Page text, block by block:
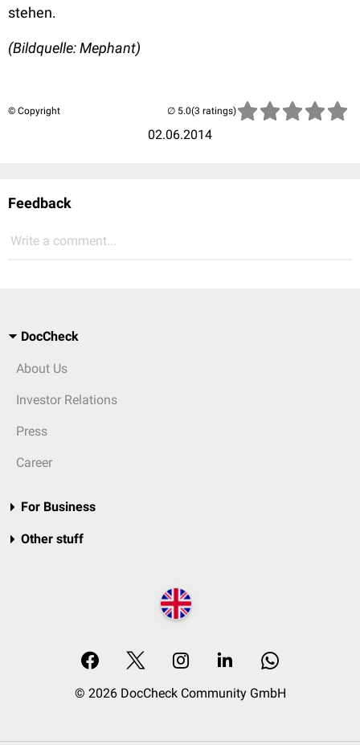
stehen.
(Bildquelle: Mephant)
© Copyright
02.06.2014
(3 ratings)
Feedback
Write a comment...
DocCheck
About Us
Investor Relations
Press
Career
For Business
Other stuff
© 2026 DocCheck Community GmbH